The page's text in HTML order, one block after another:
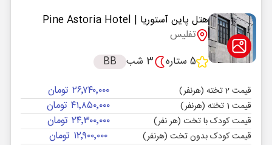
هتل پاین آستوریا | Pine Astoria Hotel
تفلیس
5 ستاره
3 شب BB
قیمت 2 تخته (هرنفر) ۲۶٬۷۴۰٬۰۰۰ تومان
قیمت 1 تخته (هرنفر) ۴۱٬۸۵۰٬۰۰۰ تومان
قیمت کودک با تخت (هر نفر) ۲۴٬۳۰۰٬۰۰۰ تومان
قیمت کودک بدون تخت (هرنفر) ۱۲٬۹۰۰٬۰۰۰ تومان